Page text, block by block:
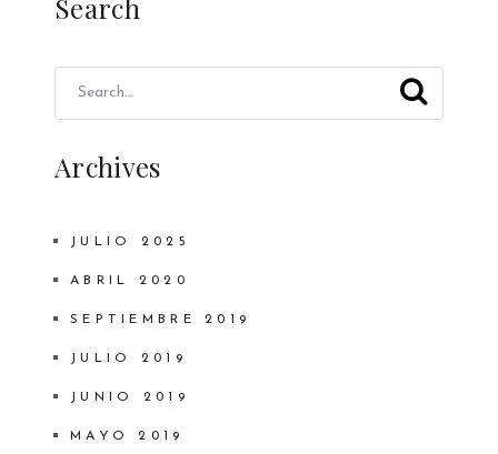
Search
Archives
JULIO 2025
ABRIL 2020
SEPTIEMBRE 2019
JULIO 2019
JUNIO 2019
MAYO 2019